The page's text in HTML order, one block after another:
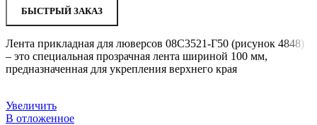
БЫСТРЫЙ ЗАКАЗ
Лента прикладная для люверсов 08С3521-Г50 (рисунок 4848)
– это специальная прозрачная лента шириной 100 мм,
предназначенная для укрепления верхнего края
Увеличить
В отложенное